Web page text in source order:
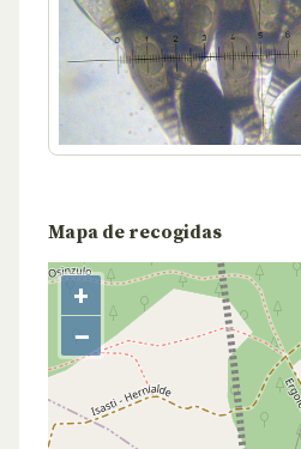
Mapa de recogidas
+
−